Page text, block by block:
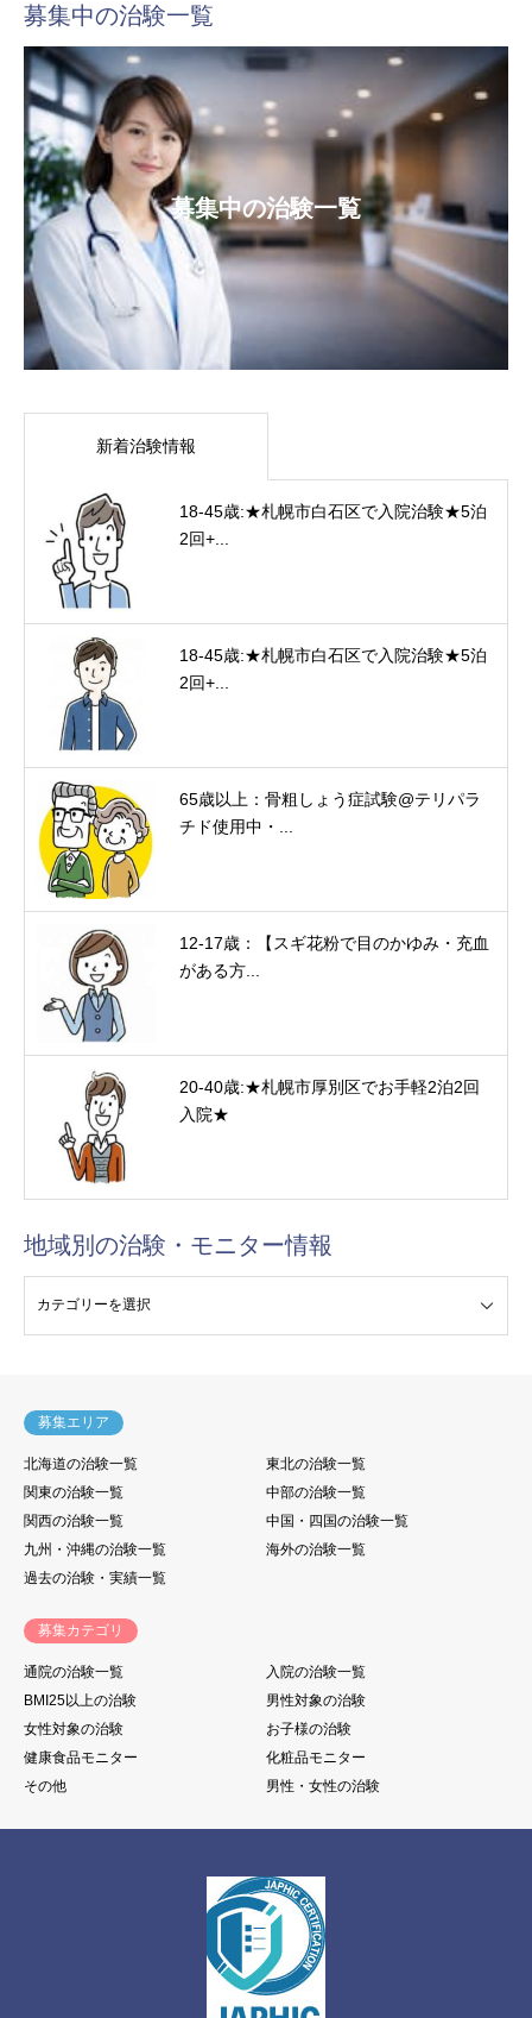
募集中の治験一覧
募集中の治験一覧
新着治験情報
18-45歳:★札幌市白石区で入院治験★5泊
2回+...
18-45歳:★札幌市白石区で入院治験★5泊
2回+...
65歳以上：骨粗しょう症試験@テリパラ
チド使用中・...
12-17歳：【スギ花粉で目のかゆみ・充血
がある方...
20-40歳:★札幌市厚別区でお手軽2泊2回
入院★
地域別の治験・モニター情報
募集エリア
北海道の治験一覧
東北の治験一覧
関東の治験一覧
中部の治験一覧
関西の治験一覧
中国・四国の治験一覧
九州・沖縄の治験一覧
海外の治験一覧
過去の治験・実績一覧
募集カテゴリ
通院の治験一覧
入院の治験一覧
BMI25以上の治験
男性対象の治験
女性対象の治験
お子様の治験
健康食品モニター
化粧品モニター
その他
男性・女性の治験